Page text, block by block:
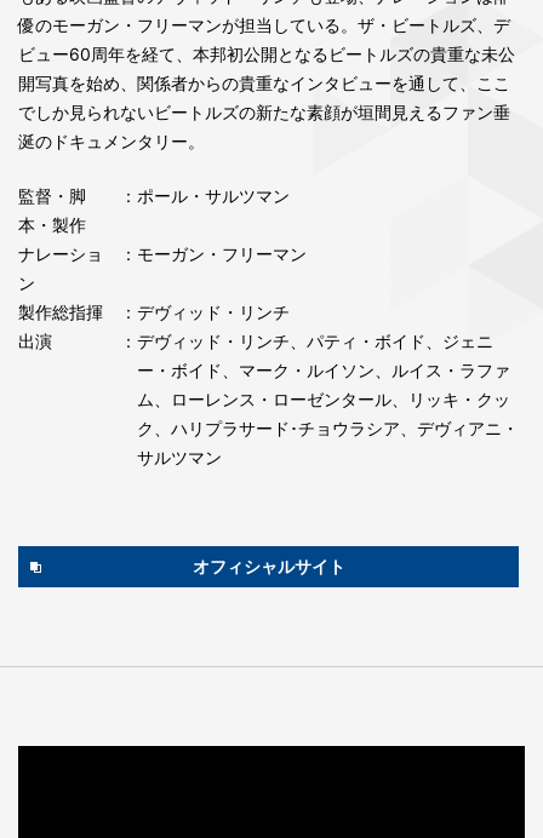
優のモーガン・フリーマンが担当している。ザ・ビートルズ、デ
ビュー60周年を経て、本邦初公開となるビートルズの貴重な未公
開写真を始め、関係者からの貴重なインタビューを通して、ここ
でしか見られないビートルズの新たな素顔が垣間見えるファン垂
涎のドキュメンタリー。
監督・脚
本・製作
：ポール・サルツマン
ナレーショ
ン
：モーガン・フリーマン
製作総指揮
：デヴィッド・リンチ
出演
：デヴィッド・リンチ、パティ・ボイド、ジェニ
ー・ボイド、マーク・ルイソン、ルイス・ラファ
ム、ローレンス・ローゼンタール、リッキ・クッ
ク、ハリプラサード･チョウラシア、デヴィアニ・
サルツマン
オフィシャルサイト